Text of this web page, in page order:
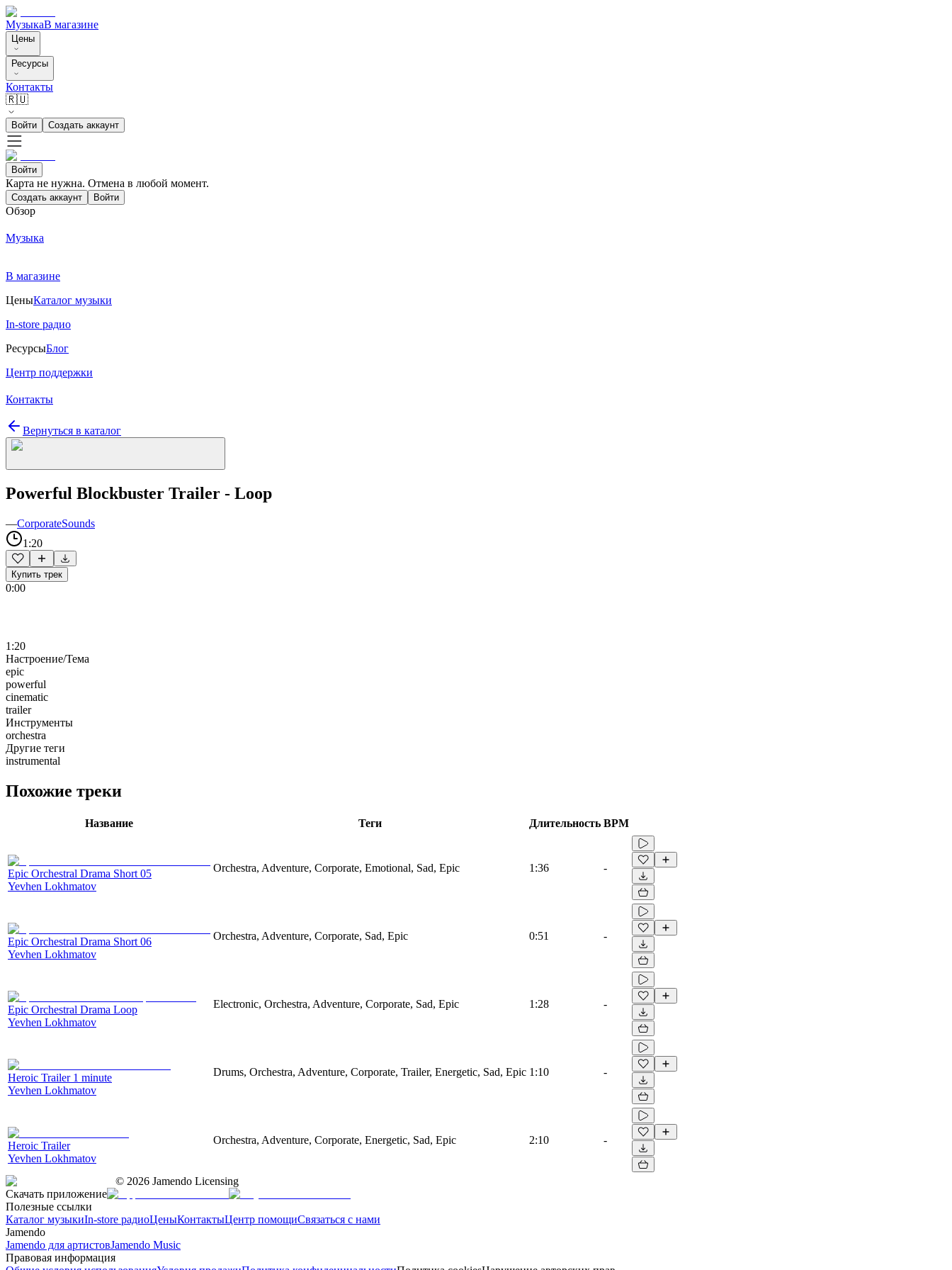
МузыкаВ магазине
Цены
Ресурсы
Контакты
🇷🇺
Войти Создать аккаунт
Войти
Карта не нужна. Отмена в любой момент.
Создать аккаунт Войти
Обзор
Музыка
В магазине
ЦеныКаталог музыки
In-store радио
РесурсыБлог
Центр поддержки
Контакты
Вернуться в каталог
Powerful Blockbuster Trailer - Loop
—CorporateSounds
1:20
Купить трек
0:00
1:20
Настроение/Тема
epic
powerful
cinematic
trailer
Инструменты
orchestra
Другие теги
instrumental
Похожие треки
Название Теги Длительность BPM
Epic Orchestral Drama Short 05
Yevhen Lokhmatov
Orchestra, Adventure, Corporate, Emotional, Sad, Epic 1:36 -
Epic Orchestral Drama Short 06
Yevhen Lokhmatov
Orchestra, Adventure, Corporate, Sad, Epic 0:51 -
Epic Orchestral Drama Loop
Yevhen Lokhmatov
Electronic, Orchestra, Adventure, Corporate, Sad, Epic 1:28 -
Heroic Trailer 1 minute
Yevhen Lokhmatov
Drums, Orchestra, Adventure, Corporate, Trailer, Energetic, Sad, Epic 1:10 -
Heroic Trailer
Yevhen Lokhmatov
Orchestra, Adventure, Corporate, Energetic, Sad, Epic 2:10 -
© 2026 Jamendo Licensing
Скачать приложение
Полезные ссылки
Каталог музыкиIn-store радиоЦеныКонтактыЦентр помощиСвязаться с нами
Jamendo
Jamendo для артистовJamendo Music
Правовая информация